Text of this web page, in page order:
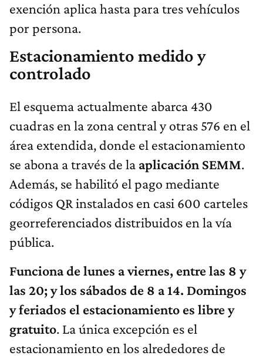
exención aplica hasta para tres vehículos
por persona.
Estacionamiento medido y
controlado
El esquema actualmente abarca 430
cuadras en la zona central y otras 576 en el
área extendida, donde el estacionamiento
se abona a través de la aplicación SEMM.
Además, se habilitó el pago mediante
códigos QR instalados en casi 600 carteles
georreferenciados distribuidos en la vía
pública.
Funciona de lunes a viernes, entre las 8 y
las 20; y los sábados de 8 a 14. Domingos
y feriados el estacionamiento es libre y
gratuito. La única excepción es el
estacionamiento en los alrededores de